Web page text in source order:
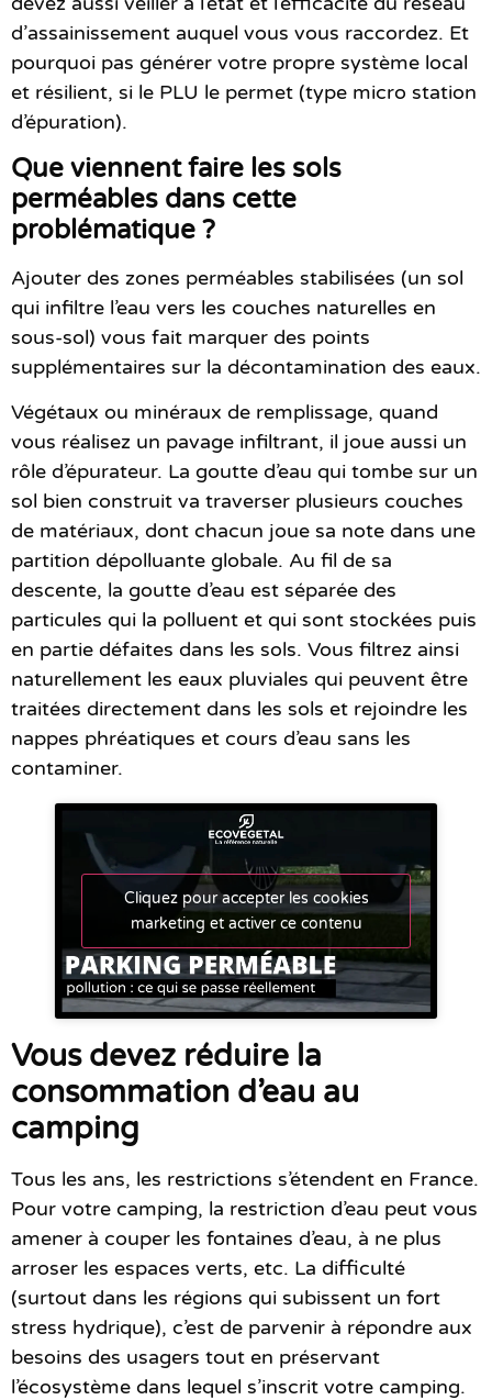
d’assainissement auquel vous vous raccordez. Et
pourquoi pas générer votre propre système local
et résilient, si le PLU le permet (type micro station
d’épuration).
Que viennent faire les sols
perméables dans cette
problématique ?
Ajouter des zones perméables stabilisées (un sol
qui infiltre l’eau vers les couches naturelles en
sous-sol) vous fait marquer des points
supplémentaires sur la décontamination des eaux.
Végétaux ou minéraux de remplissage, quand
vous réalisez un pavage infiltrant, il joue aussi un
rôle d’épurateur. La goutte d’eau qui tombe sur un
sol bien construit va traverser plusieurs couches
de matériaux, dont chacun joue sa note dans une
partition dépolluante globale. Au fil de sa
descente, la goutte d’eau est séparée des
particules qui la polluent et qui sont stockées puis
en partie défaites dans les sols. Vous filtrez ainsi
naturellement les eaux pluviales qui peuvent être
traitées directement dans les sols et rejoindre les
nappes phréatiques et cours d’eau sans les
contaminer.
Cliquez pour accepter les cookies
marketing et activer ce contenu
Vous devez réduire la
consommation d’eau au
camping
Tous les ans, les restrictions s’étendent en France.
Pour votre camping, la restriction d’eau peut vous
amener à couper les fontaines d’eau, à ne plus
arroser les espaces verts, etc. La difficulté
(surtout dans les régions qui subissent un fort
stress hydrique), c’est de parvenir à répondre aux
besoins des usagers tout en préservant
l’écosystème dans lequel s’inscrit votre camping.